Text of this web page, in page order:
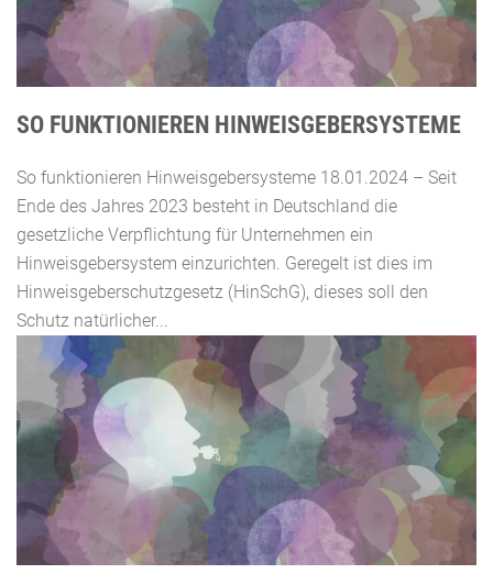
SO FUNKTIONIEREN HINWEISGEBERSYSTEME
So funktionieren Hinweisgebersysteme 18.01.2024 – Seit
Ende des Jahres 2023 besteht in Deutschland die
gesetzliche Verpflichtung für Unternehmen ein
Hinweisgebersystem einzurichten. Geregelt ist dies im
Hinweisgeberschutzgesetz (HinSchG), dieses soll den
Schutz natürlicher...